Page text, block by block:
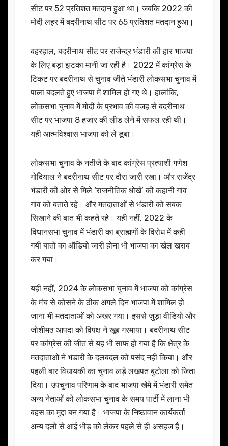
सीट पर 52 प्रतिशत मतदान हुआ था। जबकि 2022 की
मोदी लहर में बदरीनाथ सीट पर 65 प्रतिशत मतदान हुआ।
बहरहाल, बदरीनाथ सीट पर राजेन्द्र भंडारी की हार भाजपा
के लिए बड़ा झटका मानी जा रही है। 2022 में कांग्रेस के
टिकट पर बदरीनाथ से चुनाव जीते भंडारी लोकसभा चुनाव में
पाला बदलते हुए भाजपा में शामिल हो गए थे। हालांकि,
लोकसभा चुनाव में मोदी के प्रभाव की वजह से बदरीनाथ
सीट पर भाजपा 8 हजार की लीड लेने में सफल रही थी।
यही आत्मविश्वास भाजपा को ले डूबा।
लोकसभा चुनाव के नतीजे के बाद कांग्रेस प्रत्याशी गणेश
गोदियाल ने बदरीनाथ सीट पर दौरा जारी रखा। और राजेंद्र
भंडारी की ओर से मिले ‘राजनीतिक धोखे’ की कहानी गांव
गांव को बताते रहे। और मतदाताओं से भंडारी को सबक
सिखाने की बात भी कहते रहे। यही नहीं, 2022 के
विधानसभा चुनाव में भंडारी का ब्राह्मणों के विरोध में कही
गयी बातों का ऑडियो जारी होना भी भाजपा का खेल खराब
कर गया।
यही नहीं, 2024 के लोकसभा चुनाव में भाजपा को कांग्रेस
के मंच से कोसने के ठीक अगले दिन भाजपा में शामिल हो
जाना भी मतदाताओं को अखर गया। इससे जुड़ा वीडियो और
जोशीमठ आपदा को विपक्ष ने खूब गरमाया। बदरीनाथ सीट
पर कांग्रेस की जीत से यह भी साफ हो गया है कि क्षेत्र के
मतदाताओं ने भंडारी के दलबदल को पसंद नहीं किया। और
पहली बार विधायकी का चुनाव लड़े लखपत बुटोला को जिता
दिया। उपचुनाव परिणाम के बाद भाजपा खेमे में भंडारी समेत
अन्य नेताओं को लोकसभा चुनाव के समय पार्टी में लाना भी
बहस का मुद्दा बन गया है। भाजपा के निष्ठावान कार्यकर्ता
अन्य दलों से आई भीड़ को लेकर पहले से ही असहज हैं।